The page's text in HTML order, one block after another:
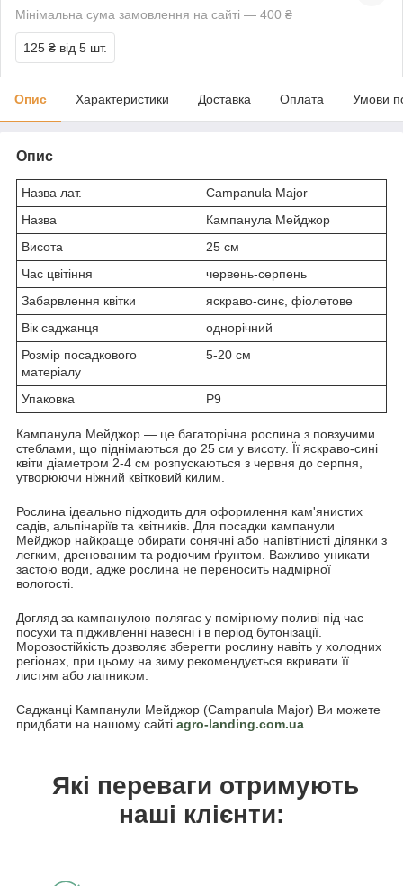
Мінімальна сума замовлення на сайті — 400 ₴
125 ₴ від 5 шт.
Опис Характеристики Доставка Оплата Умови
Опис
Назва лат.
Campanula Major
Назва
Кампанула Мейджор
Висота
25 см
Час цвітіння
червень-серпень
Забарвлення квітки
яскраво-синє, фіолетове
Вік саджанця
однорічний
Розмір посадкового
матеріалу
5-20 см
Упаковка P9
Кампанула Мейджор — це багаторічна рослина з повзучими
стеблами, що піднімаються до 25 см у висоту. Її яскраво-сині
квіти діаметром 2-4 см розпускаються з червня до серпня,
утворюючи ніжний квітковий килим.
Рослина ідеально підходить для оформлення кам'янистих
садів, альпінаріїв та квітників. Для посадки кампанули
Мейджор найкраще обирати сонячні або напівтінисті ділянки з
легким, дренованим та родючим ґрунтом. Важливо уникати
застою води, адже рослина не переносить надмірної
вологості.
Догляд за кампанулою полягає у помірному поливі під час
посухи та підживленні навесні і в період бутонізації.
Морозостійкість дозволяє зберегти рослину навіть у холодних
регіонах, при цьому на зиму рекомендується вкривати її
листям або лапником.
Саджанці Кампанули Мейджор (Campanula Major) Ви можете
придбати на нашому сайті agro-landing.com.ua
Які переваги отримують
наші клієнти: